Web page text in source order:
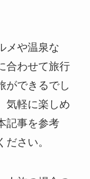
メや温泉な
合わせて旅行
ができるでし
気軽に楽しめ
記事を参考
さい。